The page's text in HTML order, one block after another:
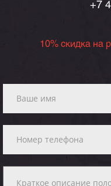
+7
10% скидка на